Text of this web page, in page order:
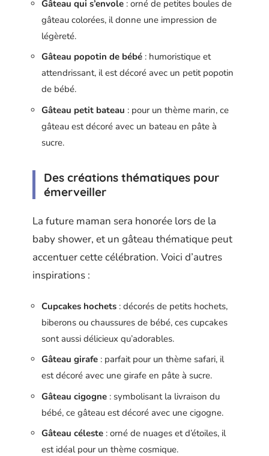
Gâteau qui s’envole : orné de petites boules de
gâteau colorées, il donne une impression de
légèreté.
Gâteau popotin de bébé : humoristique et
attendrissant, il est décoré avec un petit popotin
de bébé.
Gâteau petit bateau : pour un thème marin, ce
gâteau est décoré avec un bateau en pâte à
sucre.
Des créations thématiques pour
émerveiller
La future maman sera honorée lors de la
baby shower, et un gâteau thématique peut
accentuer cette célébration. Voici d’autres
inspirations :
Cupcakes hochets : décorés de petits hochets,
biberons ou chaussures de bébé, ces cupcakes
sont aussi délicieux qu’adorables.
Gâteau girafe : parfait pour un thème safari, il
est décoré avec une girafe en pâte à sucre.
Gâteau cigogne : symbolisant la livraison du
bébé, ce gâteau est décoré avec une cigogne.
Gâteau céleste : orné de nuages et d’étoiles, il
est idéal pour un thème cosmique.